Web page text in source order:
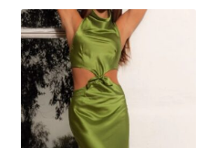
ESTE
PRODUCTO
TIENE
MÚLTIPLES
VARIANTES.
LAS